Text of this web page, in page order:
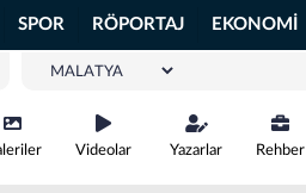
SPOR RÖPORTAJ EKONOMİ
Videolar Yazarlar Rehber